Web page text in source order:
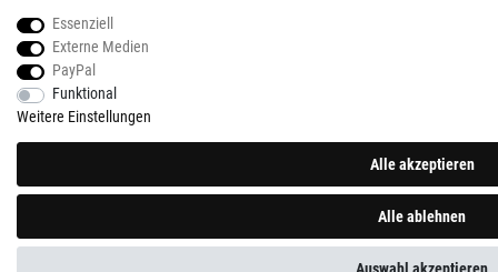
Essenziell
Externe Medien
PayPal
Funktional
Weitere Einstellungen
Alle akzeptieren
Alle ablehnen
Auswahl akzeptieren